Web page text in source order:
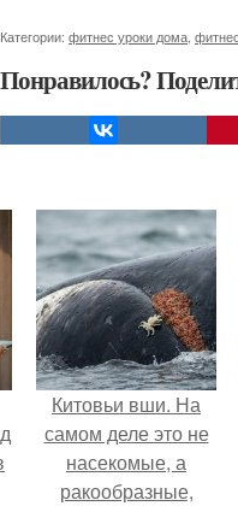
Категории: фитнес уроки дома
Понравилось?
Китовьи вши. На
самом деле это не
насекомые, а
ракообразные,